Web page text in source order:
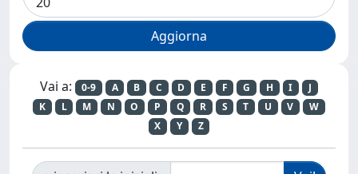
Vai a: 0-9 A B C D E F G H I
J
K
L M N O P Q R S T U V
W
X
Y Z